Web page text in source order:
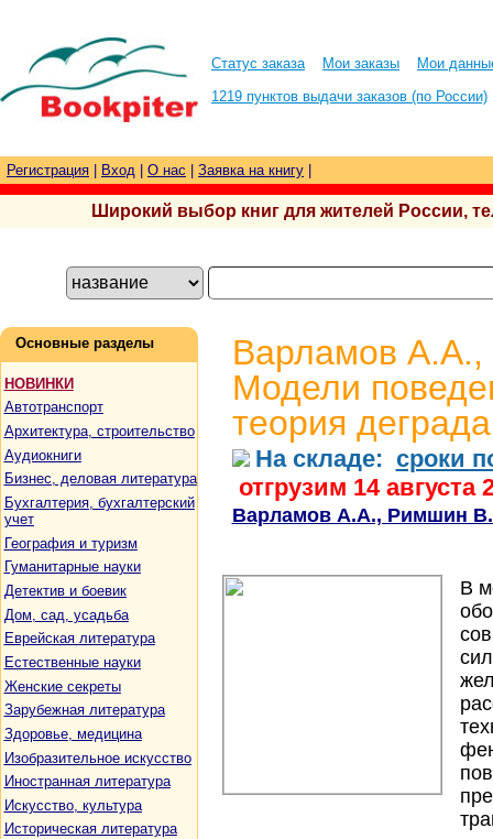
Статус заказа Мои заказы
Мои
1219 пунктов выдачи заказов (по России)
Регистрация Вход О нас Заявка на книгу
Широкий выбор книг для жителей России,
Основные разделы
НОВИНКИ
Автотранспорт
Архитектура, строительство
Аудиокниги
Бизнес, деловая литература
Бухгалтерия, бухгалтерский
учет
География и туризм
Гуманитарные науки
Детектив и боевик
Дом, сад, усадьба
Еврейская литература
Естественные науки
Женские секреты
Зарубежная литература
Здоровье, медицина
Изобразительное искусство
Иностранная литература
Искусство, культура
Историческая литература
Варламов
Модели
теория
На складе: сроки
отгрузим 14 августа
Варламов А.А., Римшин
В